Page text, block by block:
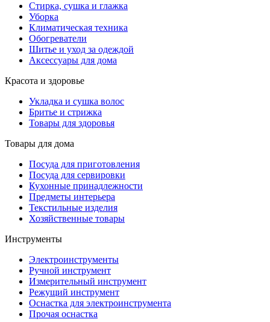
Стирка, сушка и глажка
Уборка
Климатическая техника
Обогреватели
Шитье и уход за одеждой
Аксессуары для дома
Красота и здоровье
Укладка и сушка волос
Бритье и стрижка
Товары для здоровья
Товары для дома
Посуда для приготовления
Посуда для сервировки
Кухонные принадлежности
Предметы интерьера
Текстильные изделия
Хозяйственные товары
Инструменты
Электроинструменты
Ручной инструмент
Измерительный инструмент
Режущий инструмент
Оснастка для электроинструмента
Прочая оснастка